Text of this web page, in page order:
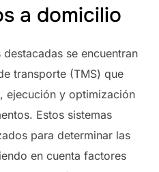
a domicilio
se encuentran
transporte (TMS) que
ejecución y optimización
Estos sistemas
para determinar las
en cuenta factores